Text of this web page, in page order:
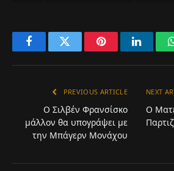
FacebookTwitter Pinterest
PREVIOUS ARTICLE
Ο Σιλβέν Φρανσίσκο
μάλλον θα υπογράψει με
την Μπάγερν Μονάχου
NEXT
Ο